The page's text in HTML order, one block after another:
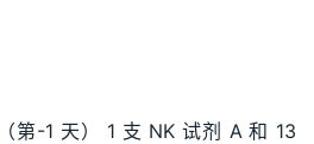
第-1 天） 1 支 NK 试剂 A 和 13